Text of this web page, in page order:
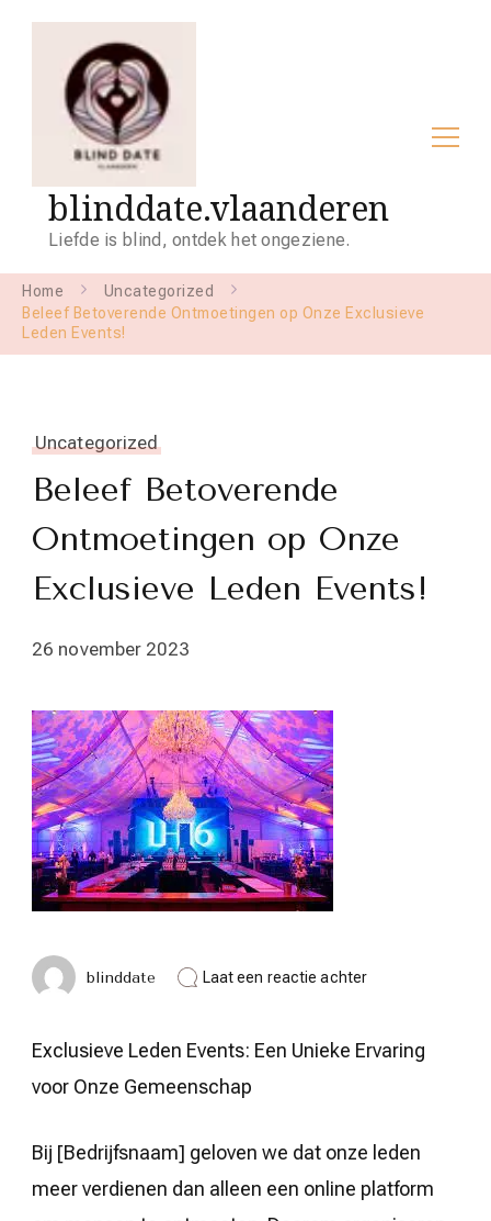
blinddate.vlaanderen
Liefde is blind, ontdek het ongeziene.
Home
Uncategorized
Beleef Betoverende Ontmoetingen op Onze Exclusieve
Leden Events!
Uncategorized
Beleef Betoverende
Ontmoetingen op Onze
Exclusieve Leden Events!
26 november 2023
blinddate Laat een reactie achterop
op
Exclusieve Leden Events: Een Unieke Ervaring
voor Onze Gemeenschap
Bij [Bedrijfsnaam] geloven we dat onze leden
meer verdienen dan alleen een online platform